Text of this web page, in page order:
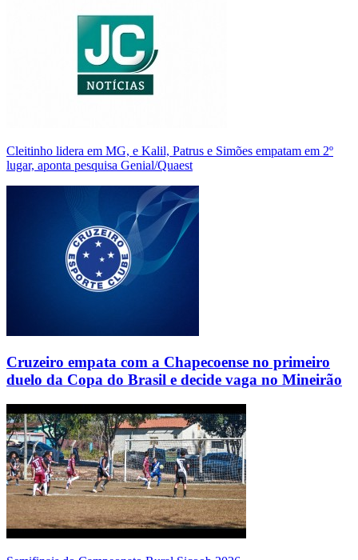
Cleitinho lidera em MG, e Kalil, Patrus e Simões empatam em 2º
lugar, aponta pesquisa Genial/Quaest
Cruzeiro empata com a Chapecoense no primeiro
duelo da Copa do Brasil e decide vaga no Mineirão